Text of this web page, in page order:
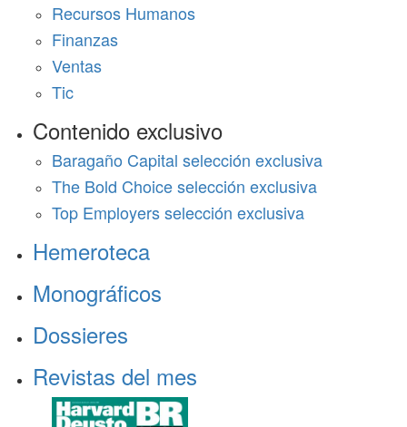
Recursos Humanos
Finanzas
Ventas
Tic
Contenido exclusivo
Baragaño Capital selección exclusiva
The Bold Choice selección exclusiva
Top Employers selección exclusiva
Hemeroteca
Monográficos
Dossieres
Revistas del mes